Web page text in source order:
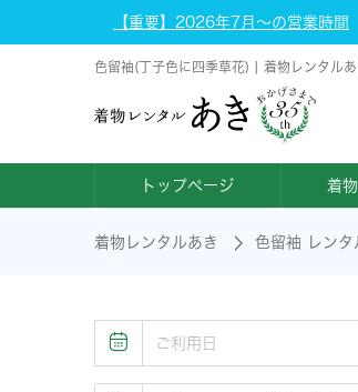
【重要】2026年7月～の営業時間
色留袖(丁子色に四季草花) | 着物レンタル
トップページ 着
着物レンタルあき 色留袖 レンタ